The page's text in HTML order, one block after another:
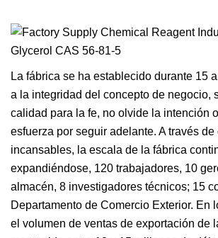
La fábrica se ha establecido durante 15
a la integridad del concepto de negocio,
calidad para la fe, no olvide la intención
esfuerza por seguir adelante. A través de
incansables, la escala de la fábrica
expandiéndose, 120 trabajadores, 10
almacén, 8 investigadores técnicos; 15
Departamento de Comercio Exterior. En
el volumen de ventas de exportación de